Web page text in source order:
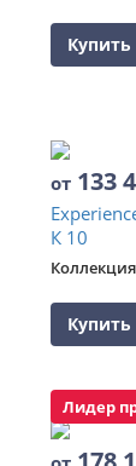
Купить
от 133
К 10
Коллекция
Купить
Лидер